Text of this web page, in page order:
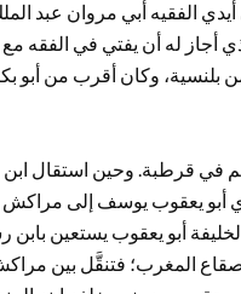
الفقيه أبي مروان عبد
أجاز له أن يفتي في الفقه
وكان أقرب من أبو
في إشبيلية ثم في قرطبة.
أبو يعقوب يستعين بابن رشد
المغرب؛ فتنقَّل بين